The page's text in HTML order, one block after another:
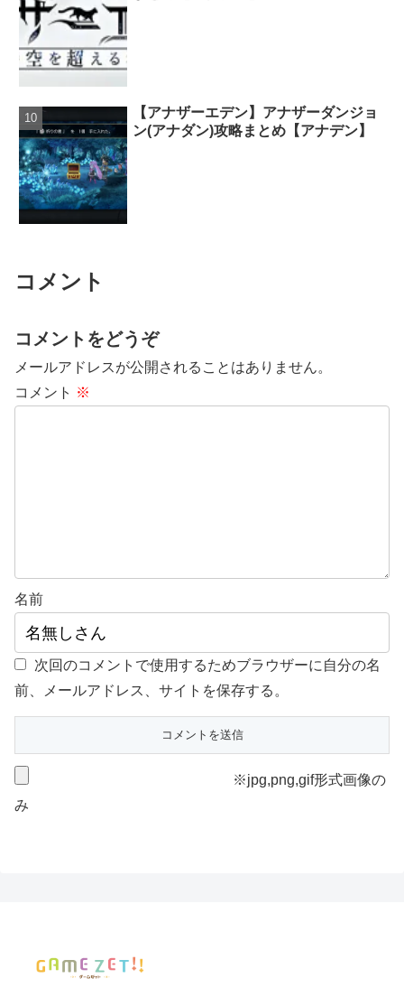
【アナザーエデン】アナザーダンジョ
ン(アナダン)攻略まとめ【アナデン】
コメント
コメントをどうぞ
メールアドレスが公開されることはありません。
コメント ※
名前
次回のコメントで使用するためブラウザーに自分の名
前、メールアドレス、サイトを保存する。
※jpg,png,gif形式画像の
み